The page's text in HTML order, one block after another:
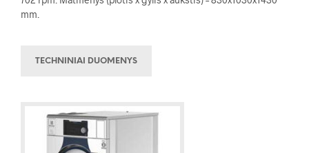
mm.
TECHNINIAI DUOMENYS